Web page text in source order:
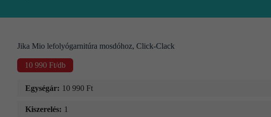
Jika Mio lefolyógarnitúra mosdóhoz, Click-Clack
10 990 Ft/db
Egységár: 10 990 Ft
Kiszerelés: 1